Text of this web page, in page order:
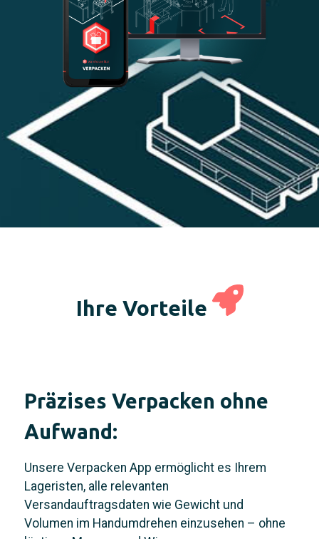
Ihre Vorteile
Präzises Verpacken ohne
Aufwand:
Unsere Verpacken App ermöglicht es Ihrem
Lageristen, alle relevanten
Versandauftragsdaten wie Gewicht und
Volumen im Handumdrehen einzusehen – ohne